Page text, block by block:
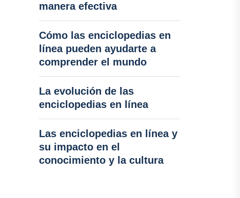
manera efectiva
Cómo las enciclopedias en
línea pueden ayudarte a
comprender el mundo
La evolución de las
enciclopedias en línea
Las enciclopedias en línea y
su impacto en el
conocimiento y la cultura